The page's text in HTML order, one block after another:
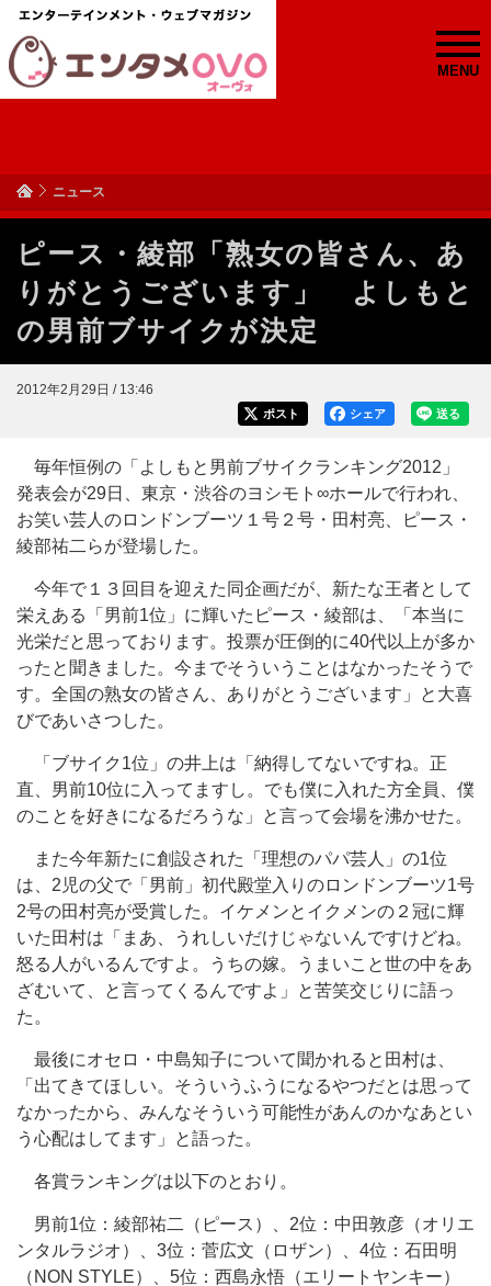
MENU
ニュース
ピース・綾部「熟女の皆さん、あ
りがとうございます」 よしもと
の男前ブサイクが決定
2012年2月29日 / 13:46
送る
シェア
ポスト
毎年恒例の「よしもと男前ブサイクランキング2012」
発表会が29日、東京・渋谷のヨシモト∞ホールで行われ、
お笑い芸人のロンドンブーツ１号２号・田村亮、ピース・
綾部祐二らが登場した。
今年で１３回目を迎えた同企画だが、新たな王者として
栄えある「男前1位」に輝いたピース・綾部は、「本当に
光栄だと思っております。投票が圧倒的に40代以上が多か
ったと聞きました。今までそういうことはなかったそうで
す。全国の熟女の皆さん、ありがとうございます」と大喜
びであいさつした。
「ブサイク1位」の井上は「納得してないですね。正
直、男前10位に入ってますし。でも僕に入れた方全員、僕
のことを好きになるだろうな」と言って会場を沸かせた。
また今年新たに創設された「理想のパパ芸人」の1位
は、2児の父で「男前」初代殿堂入りのロンドンブーツ1号
2号の田村亮が受賞した。イケメンとイクメンの２冠に輝
いた田村は「まあ、うれしいだけじゃないんですけどね。
怒る人がいるんですよ。うちの嫁。うまいこと世の中をあ
ざむいて、と言ってくるんですよ」と苦笑交じりに語っ
た。
最後にオセロ・中島知子について聞かれると田村は、
「出てきてほしい。そういうふうになるやつだとは思って
なかったから、みんなそういう可能性があんのかなあとい
う心配はしてます」と語った。
各賞ランキングは以下のとおり。
男前1位：綾部祐二（ピース）、2位：中田敦彦（オリエ
ンタルラジオ）、3位：菅広文（ロザン）、4位：石田明
（NON STYLE）、5位：西島永悟（エリートヤンキー）